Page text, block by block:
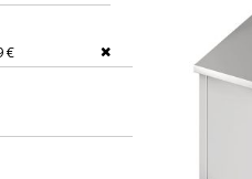
€
Dies entfernen